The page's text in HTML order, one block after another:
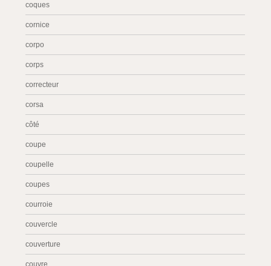
coques
cornice
corpo
corps
correcteur
corsa
côté
coupe
coupelle
coupes
courroie
couvercle
couverture
couvre